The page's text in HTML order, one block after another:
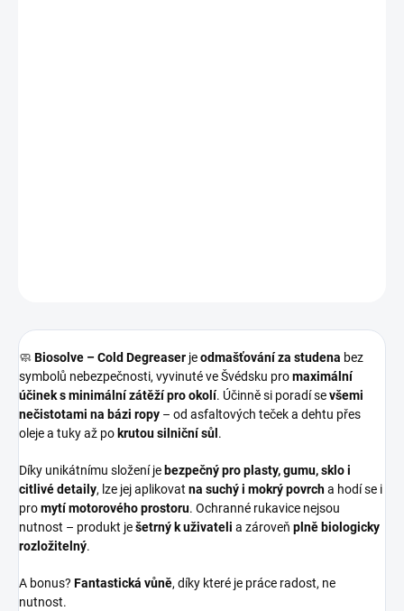
🧼 Biosolve – Cold Degreaser jeodmašťování za studena bez
symbolů nebezpečnosti, vyvinuté ve Švédsku promaximální
účinek s minimální zátěží pro okolí. Účinně si poradí sevšemi
nečistotami na bázi ropy – od asfaltových teček a dehtu přes
oleje a tuky až po krutou silniční sůl .
Díky unikátnímu složení je bezpečný pro plasty, gumu, sklo i
citlivé detaily, lze jej aplikovat na suchý i mokrý povrcha hodí se i
promytí motorového prostoru. Ochranné rukavice nejsou
nutnost – produkt ješetrný k uživateli a zároveň plně biologicky
rozložitelný.
A bonus? Fantastická vůně, díky které je práce radost, ne
nutnost.